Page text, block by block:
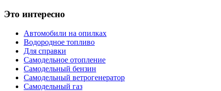
Это интересно
Автомобили на опилках
Водородное топливо
Для справки
Самодельное отопление
Самодельный бензин
Самодельный ветрогенератор
Самодельный газ